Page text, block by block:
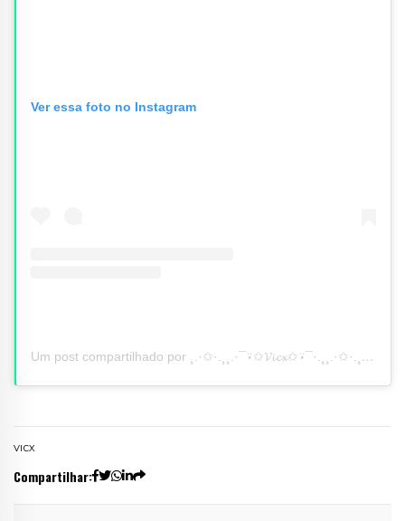
Ver essa foto no Instagram
Um post compartilhado por ¸.·✩·.¸¸.·¯⍣✩𝓥𝓲𝓬𝔁✩⍣¯·.¸¸.·✩·.¸ (@vicxdj)
VICX
Compartilhar: